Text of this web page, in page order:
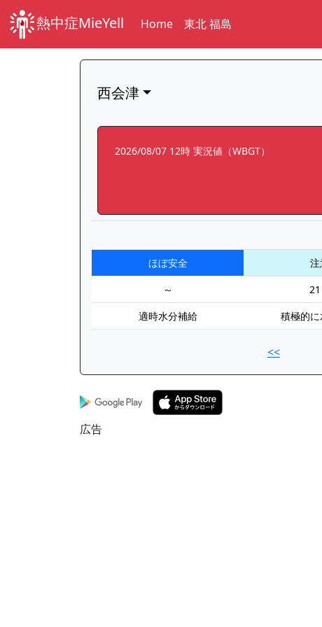
熱中症MieYell Home 東北 福島
西会津
2026/08/07 12時 実況値（WBGT）
ほぼ安全 注
～
21
適時水分補給
積極的
<<
広告